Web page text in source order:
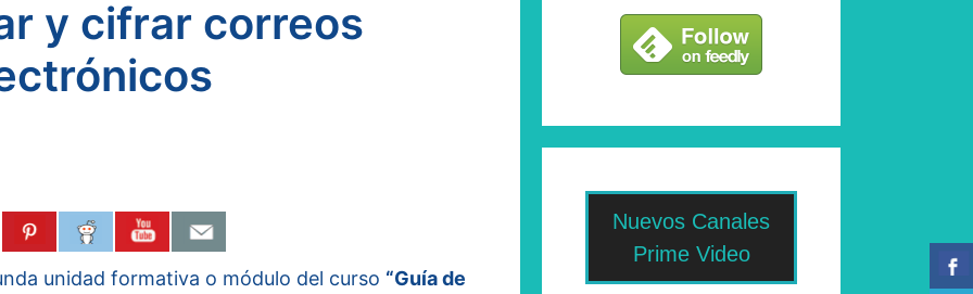
y cifrar correos
unidad formativa o módulo del curso “Guía de
Nuevos Canales
Prime Video